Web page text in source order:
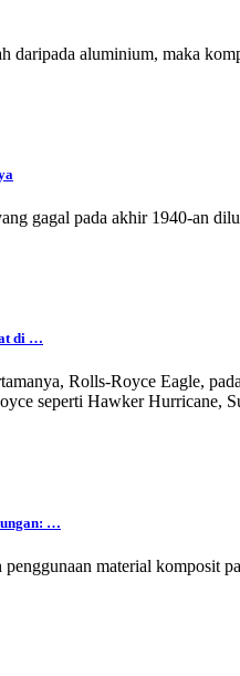
daripada aluminium, maka
gagal pada akhir 1940-an
di …
Rolls-Royce Eagle,
seperti Hawker
…
material komposit